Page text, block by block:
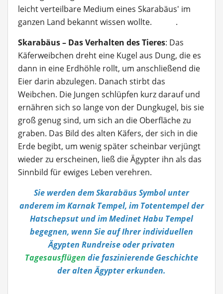
leicht verteilbare Medium eines Skarabäus' im
ganzen Land bekannt wissen wollte. .
Skarabäus – Das Verhalten des Tieres: Das
Käferweibchen dreht eine Kugel aus Dung, die es
dann in eine Erdhöhle rollt, um anschließend die
Eier darin abzulegen. Danach stirbt das
Weibchen. Die Jungen schlüpfen kurz darauf und
ernähren sich so lange von der Dungkugel, bis sie
groß genug sind, um sich an die Oberfläche zu
graben. Das Bild des alten Käfers, der sich in die
Erde begibt, um wenig später scheinbar verjüngt
wieder zu erscheinen, ließ die Ägypter ihn als das
Sinnbild für ewiges Leben verehren.
Sie werden dem Skarabäus Symbol unter
anderem im Karnak Tempel, im Totentempel der
Hatschepsut und im Medinet Habu Tempel
begegnen, wenn Sie auf Ihrer individuellen
Ägypten Rundreise oder privaten
Tagesausflügen die faszinierende Geschichte
der alten Ägypter erkunden.